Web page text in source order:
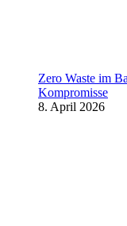
Zero Waste im
Kompromisse
8. April 2026